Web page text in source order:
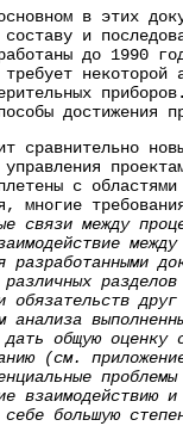
в этих
и
до 1990
требует
достижения
сравнительно
управления
с
многие
связи между
разработанными
различных
обязательств
анализа
общую оценку
(см.
взаимодействию
большую